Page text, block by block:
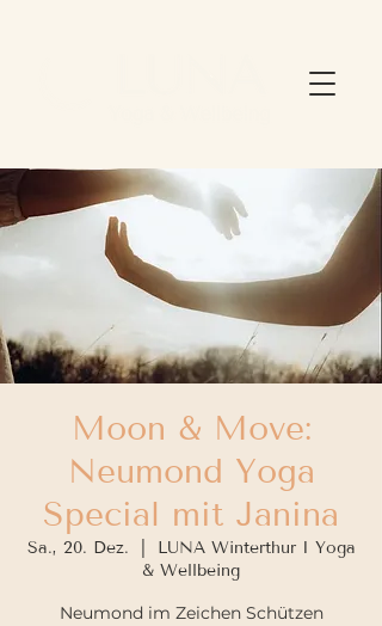
Moon & Move:
Neumond Yoga
Special mit Janina
Sa., 20. Dez.
LUNA Winterthur I Yoga
& Wellbeing
Neumond im Zeichen Schützen